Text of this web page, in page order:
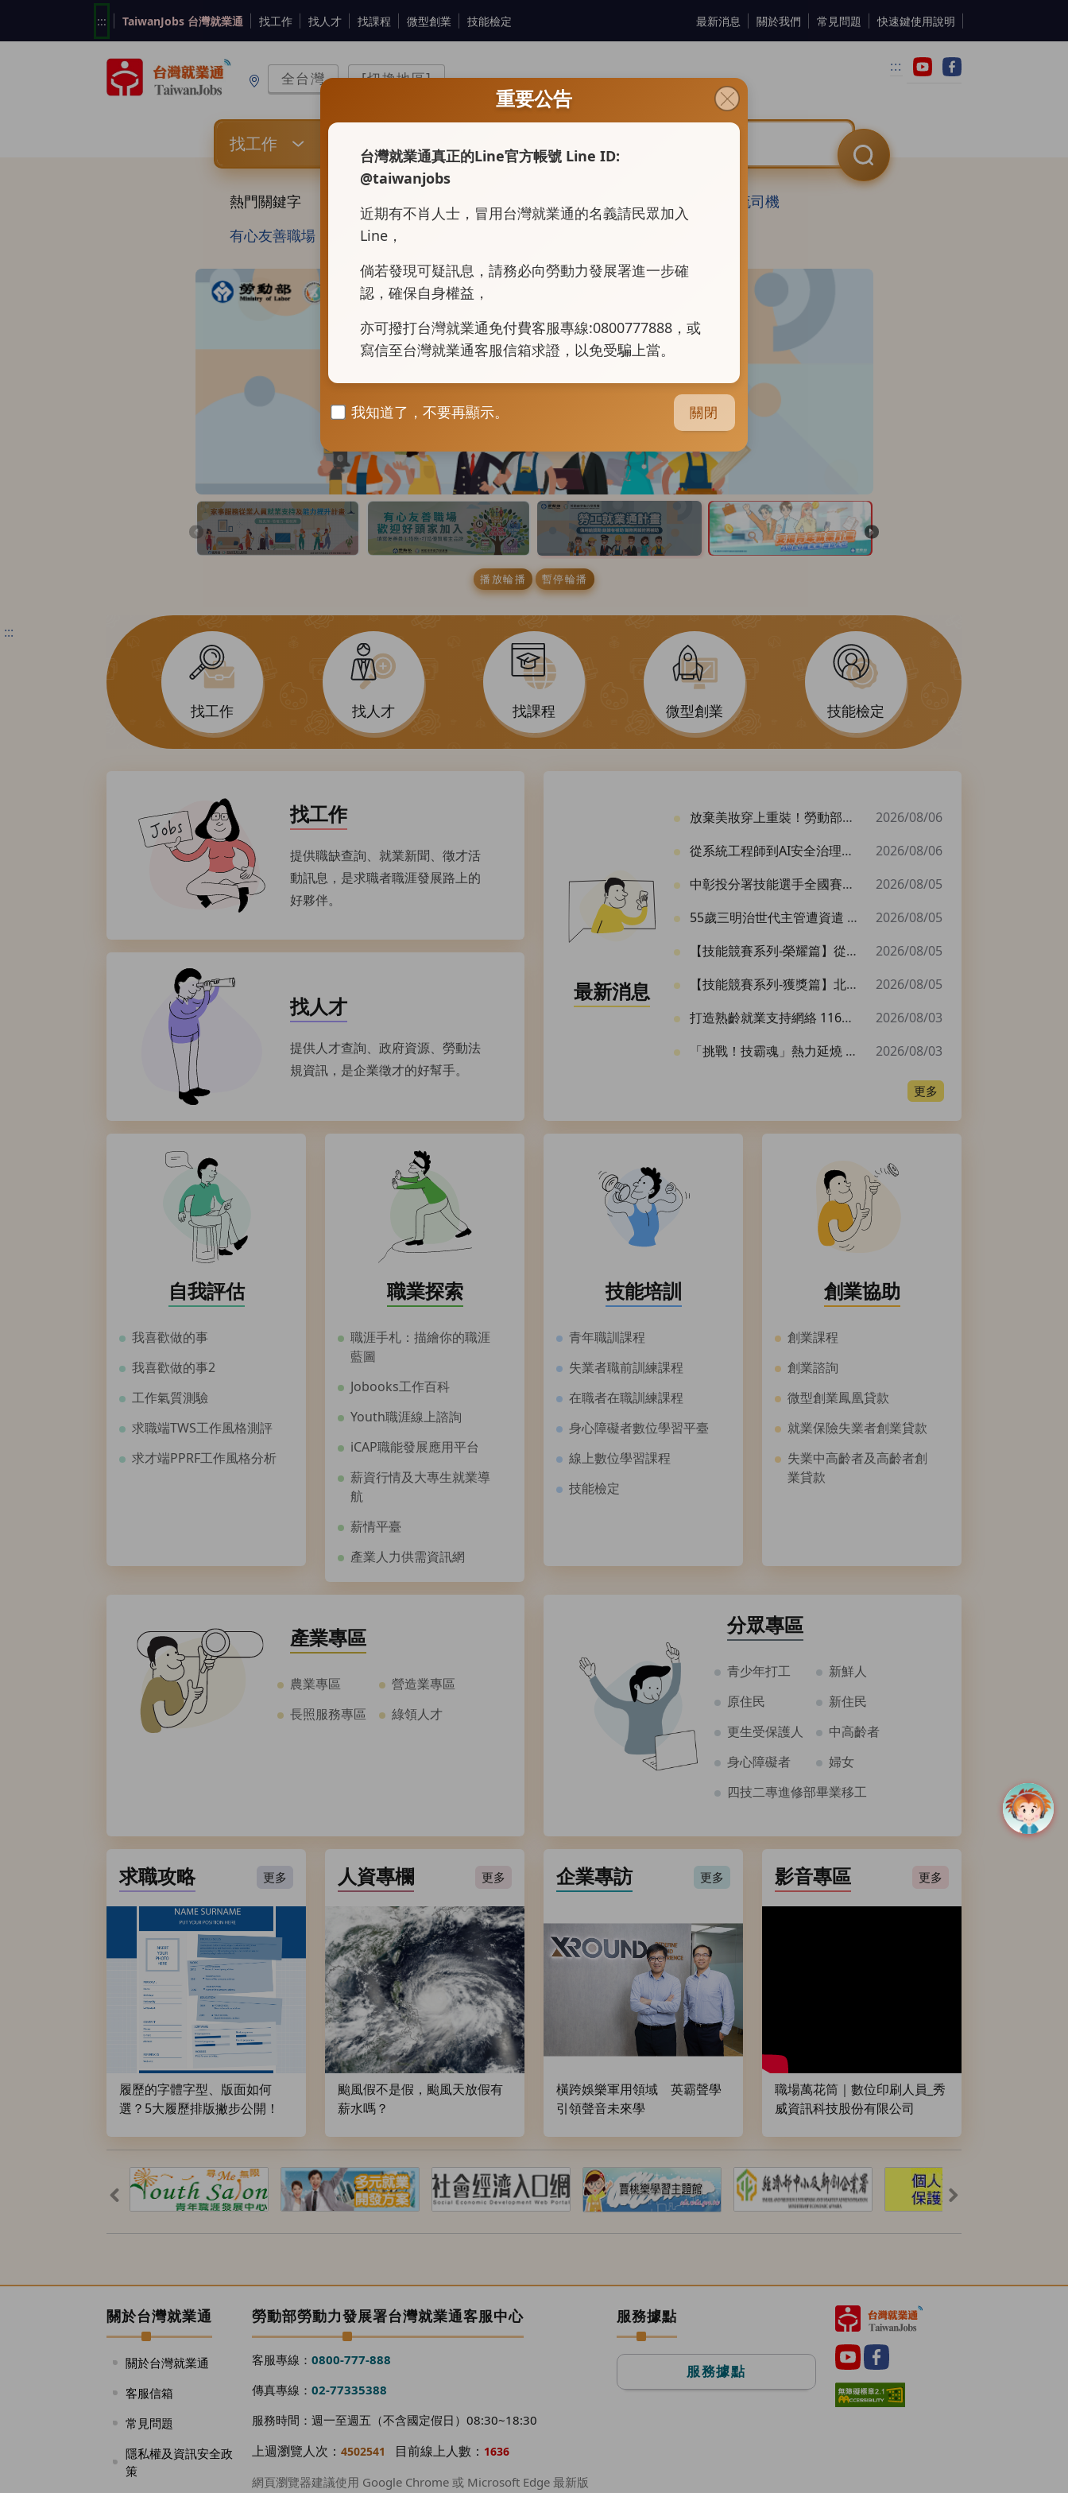
跳
到
::: TaiwanJobs 台灣就業通 找工作 找人才 找課程 微型創業 技能檢定 最新消息 關於我們 常見問題 快速鍵使用說明
全台灣 [切換地區]
:::
關
字
關
熱門關鍵字
物流司機
有心友善職場
前一張 後一張
播放輪播 暫停輪播
:::
找工作 找人才 找課程 微型創業 技能檢定
找工作
提供職缺查詢、就業新聞、徵才活
動訊息，是求職者職涯發展路上的
好夥伴。
找人才
提供人才查詢、政府資源、勞動法
規資訊，是企業徵才的好幫手。
最新消息
放棄美妝穿上重裝！勞動部南分署16歲女銲將 全國技能競賽奪牌
2026/08/06
從系統工程師到AI安全治理工程師 北分署產投助攻職涯升級 下半年開辦900班次
2026/08/06
中彰投分署技能選手全國賽表現亮眼 機器人系統整合、汽車技術包辦前三
2026/08/05
55歲三明治世代主管遭資遣 「勞工就業通計畫」助重返研發崗位
2026/08/05
【技能競賽系列-榮耀篇】從興趣到金牌 胡宸浩以技能成就夢想 北分署扎根人才培育 助青年淬鍊專業實力
2026/08/05
【技能競賽系列-獲獎篇】北分署勇奪5金6銀2銅13面獎牌 網頁技術一舉囊括5獎牌 技職好手展現強勁實力
2026/08/05
打造熟齡就業支持網絡 116年度「5050就業網絡合作計畫」今日起開放申請
2026/08/03
「挑戰！技霸魂」熱力延燒 第56屆全國技能競賽今最終日 把握最後機會體驗技能魅力
2026/08/03
更多
自我評估
我喜歡做的事
我喜歡做的事2
工作氣質測驗
求職端TWS工作風格測評
求才端PPRF工作風格分析
職業探索
職涯手札：描繪你的職涯
藍圖
Jobooks工作百科
Youth職涯線上諮詢
iCAP職能發展應用平台
薪資行情及大專生就業導
航
薪情平臺
產業人力供需資訊網
技能培訓
青年職訓課程
失業者職前訓練課程
在職者在職訓練課程
身心障礙者數位學習平臺
線上數位學習課程
技能檢定
創業協助
創業課程
創業諮詢
微型創業鳳凰貸款
就業保險失業者創業貸款
失業中高齡者及高齡者創
業貸款
產業專區
農業專區
營造業專區
長照服務專區
綠領人才
分眾專區
青少年打工
新鮮人
原住民
新住民
更生受保護人
中高齡者
身心障礙者
婦女
四技二專進修部畢業移工
求職攻略 更多
履歷的字體字型、版面如何
選？5大履歷排版撇步公開！
人資專欄 更多
颱風假不是假，颱風天放假有
薪水嗎？
企業專訪 更多
橫跨娛樂軍用領域 英霸聲學
引領聲音未來學
影音專區 更多
職場萬花筒｜數位印刷人員_秀
威資訊科技股份有限公司
廣
告
播
(小
圖)
一
一
重要公告
台灣就業通真正的Line官方帳號 Line ID:
@taiwanjobs
近期有不肖人士，冒用台灣就業通的名義請民眾加入
Line，
倘若發現可疑訊息，請務必向勞動力發展署進一步確
認，確保自身權益，
亦可撥打台灣就業通免付費客服專線:0800777888，或
寫信至台灣就業通客服信箱求證，以免受騙上當。
我知道了，不要再顯示。 關閉
關於台灣就業通
關於台灣就業通
客服信箱
常見問題
隱私權及資訊安全政
策
勞動部勞動力發展署台灣就業通客服中心
客服專線：0800-777-888
傳真專線：02-77335388
服務時間：週一至週五（不含國定假日）08:30~18:30
上週瀏覽人次：4502541 目前線上人數： 1636
網頁瀏覽器建議使用 Google Chrome 或 Microsoft Edge 最新版
服務據點
服務據點